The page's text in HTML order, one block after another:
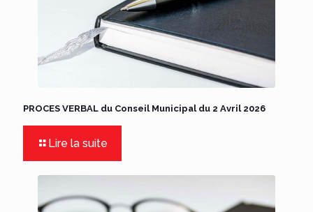
PROCES VERBAL du Conseil Municipal du 2 Avril 2026
Lire la suite